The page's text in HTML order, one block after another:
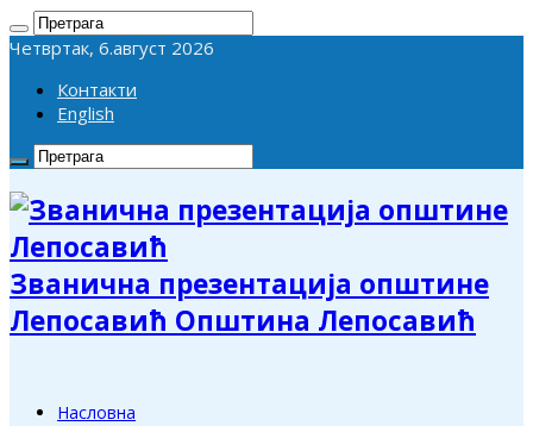
Четвртак, 6.август 2026
Контакти
English
Званична презентација општине
Лепосавић Општина Лепосавић
Насловна